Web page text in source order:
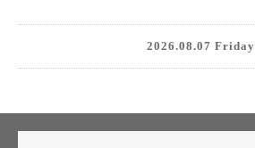
2026.08.07 Friday